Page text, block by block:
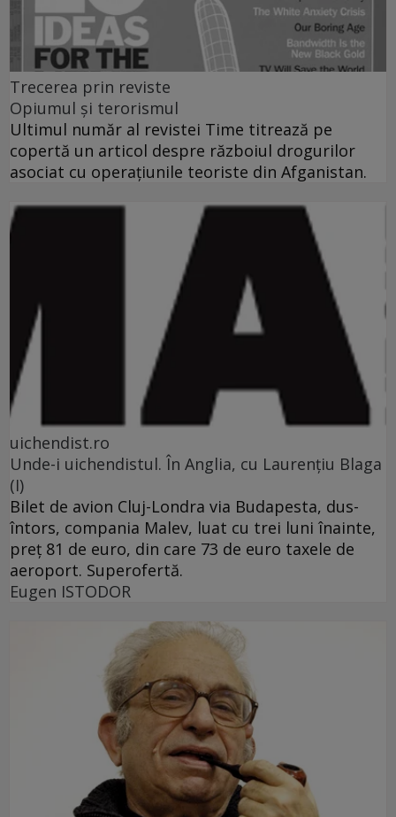
Trecerea prin reviste
Opiumul şi terorismul
Ultimul număr al revistei Time titrează pe
copertă un articol despre războiul drogurilor
asociat cu operaţiunile teoriste din Afganistan.
uichendist.ro
Unde-i uichendistul. În Anglia, cu Laurenţiu Blaga
(I)
Bilet de avion Cluj-Londra via Budapesta, dus-
întors, compania Malev, luat cu trei luni înainte,
preţ 81 de euro, din care 73 de euro taxele de
aeroport. Superofertă.
Eugen ISTODOR